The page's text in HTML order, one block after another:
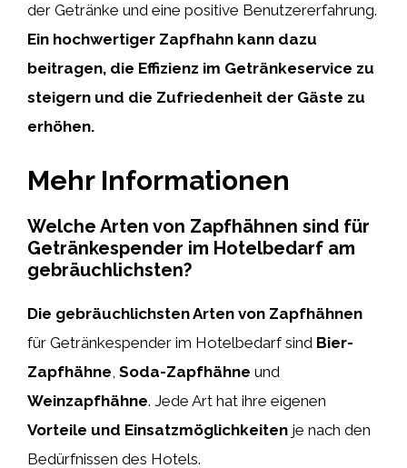
der Getränke und eine positive Benutzererfahrung.
Ein hochwertiger Zapfhahn kann dazu
beitragen, die Effizienz im Getränkeservice zu
steigern und die Zufriedenheit der Gäste zu
erhöhen.
Mehr Informationen
Welche Arten von Zapfhähnen sind für
Getränkespender im Hotelbedarf am
gebräuchlichsten?
Die gebräuchlichsten Arten von Zapfhähnen
für Getränkespender im Hotelbedarf sind Bier-
Zapfhähne Soda-Zapfhähne und
Weinzapfhähne. Jede Art hat ihre eigenen
Vorteile und Einsatzmöglichkeiten je nach den
Bedürfnissen des Hotels.